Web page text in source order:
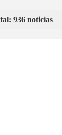
936 noticias